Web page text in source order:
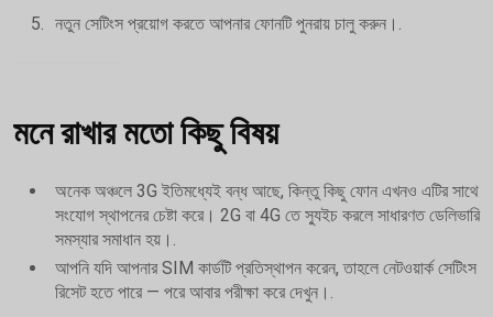
নতুন সেটিংস প্রয়োগ করতে আপনার ফোনটি পুনরায় চালু করুন।.
মনে রাখার মতো কিছু বিষয়
অনেক অঞ্চলে 3G ইতিমধ্যেই বন্ধ আছে, কিন্তু কিছু ফোন এখনও এটির সাথে
সংযোগ স্থাপনের চেষ্টা করে। 2G বা 4G তে স্যুইচ করলে সাধারণত ডেলিভারি
সমস্যার সমাধান হয়।.
আপনি যদি আপনার SIM কার্ডটি প্রতিস্থাপন করেন, তাহলে নেটওয়ার্ক সেটিংস
রিসেট হতে পারে — পরে আবার পরীক্ষা করে দেখুন।.